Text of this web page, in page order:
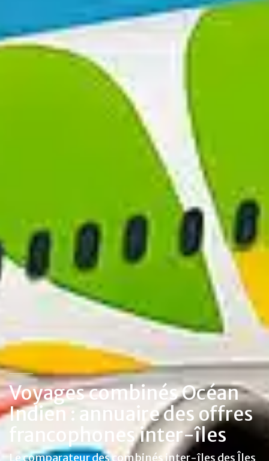
Voyages combinés Océan
Indien : annuaire des offres
francophones inter-îles
Le comparateur des combinés inter-îles des Îles